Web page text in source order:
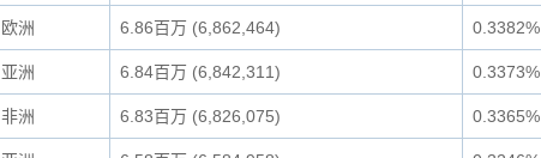
欧洲 6.86百万 (6,862,464) 0.3382%
亚洲 6.84百万 (6,842,311) 0.3373%
非洲 6.83百万 (6,826,075) 0.3365%